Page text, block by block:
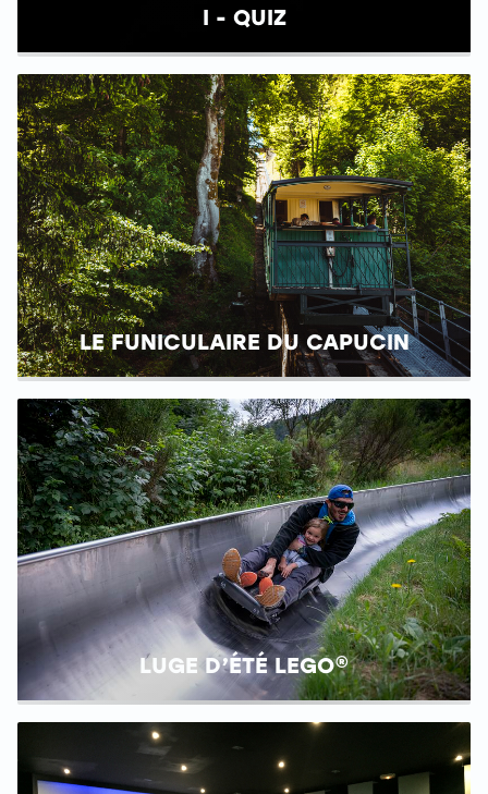
I - QUIZ
LE FUNICULAIRE DU CAPUCIN
LUGE D’ÉTÉ LEGO®